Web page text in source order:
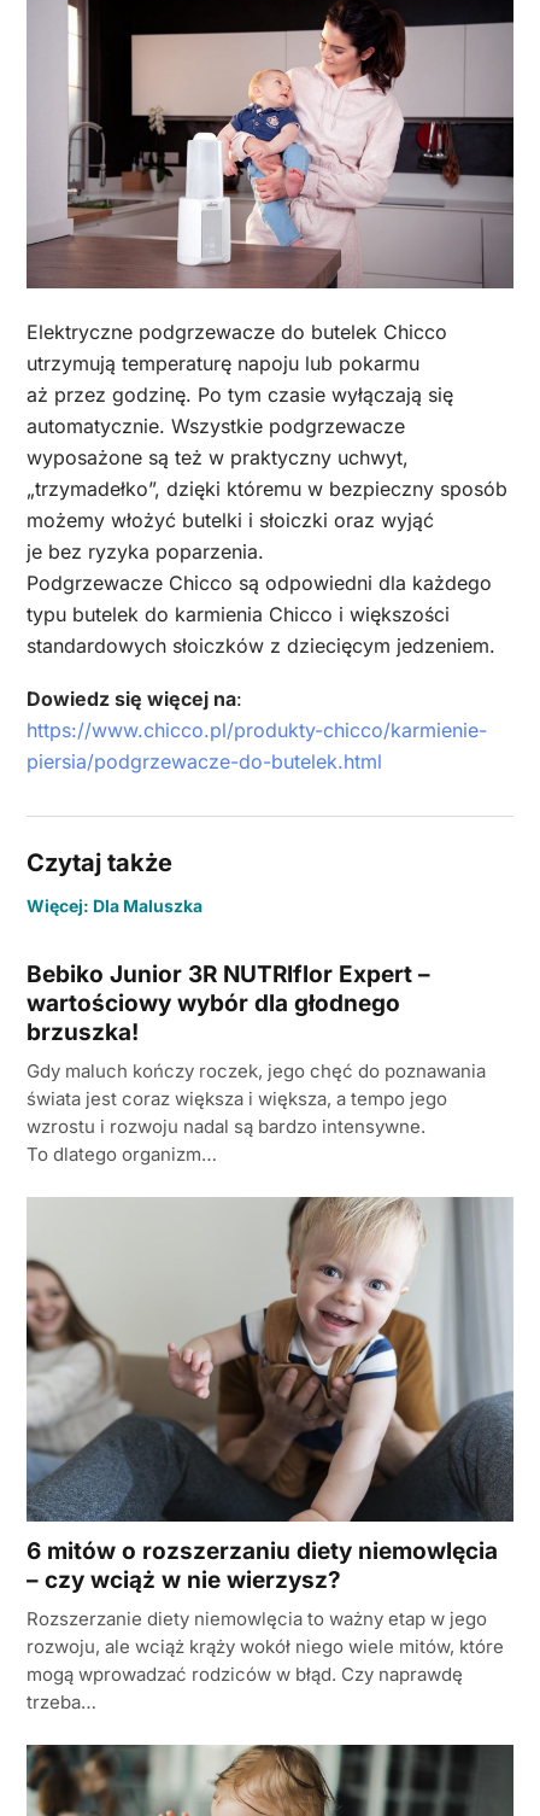
Elektryczne podgrzewacze do butelek Chicco
utrzymują temperaturę napoju lub pokarmu
aż przez godzinę. Po tym czasie wyłączają się
automatycznie. Wszystkie podgrzewacze
wyposażone są też w praktyczny uchwyt,
„trzymadełko”, dzięki któremu w bezpieczny sposób
możemy włożyć butelki i słoiczki oraz wyjąć
je bez ryzyka poparzenia.
Podgrzewacze Chicco są odpowiedni dla każdego
typu butelek do karmienia Chicco i większości
standardowych słoiczków z dziecięcym jedzeniem.
Dowiedz się więcej na:
https://www.chicco.pl/produkty-chicco/karmienie-
piersia/podgrzewacze-do-butelek.html
Czytaj także
Więcej: Dla Maluszka
Bebiko Junior 3R NUTRIflor Expert –
wartościowy wybór dla głodnego
brzuszka!
Gdy maluch kończy roczek, jego chęć do poznawania
świata jest coraz większa i większa, a tempo jego
wzrostu i rozwoju nadal są bardzo intensywne.
To dlatego organizm…
6 mitów o rozszerzaniu diety niemowlęcia
– czy wciąż w nie wierzysz?
Rozszerzanie diety niemowlęcia to ważny etap w jego
rozwoju, ale wciąż krąży wokół niego wiele mitów, które
mogą wprowadzać rodziców w błąd. Czy naprawdę
trzeba…